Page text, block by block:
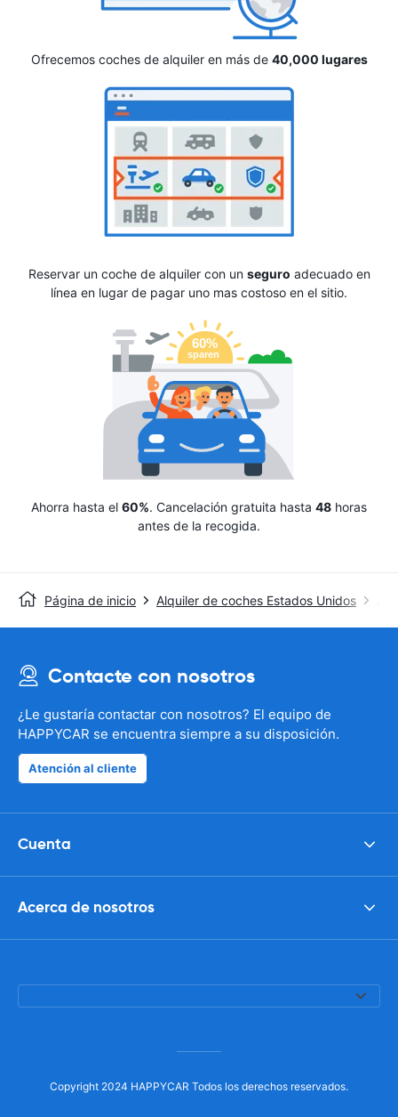
Ofrecemos coches de alquiler en más de 40,000 lugares
Reservar un coche de alquiler con un seguro adecuado en
línea en lugar de pagar uno mas costoso en el sitio.
Ahorra hasta el 60%. Cancelación gratuita hasta 48 horas
antes de la recogida.
Página de inicio Alquiler de coches Estados Unidos
Contacte con nosotros
¿Le gustaría contactar con nosotros? El equipo de
HAPPYCAR se encuentra siempre a su disposición.
Atención al cliente
Cuenta
Acerca de nosotros
Copyright 2024 HAPPYCAR Todos los derechos reservados.